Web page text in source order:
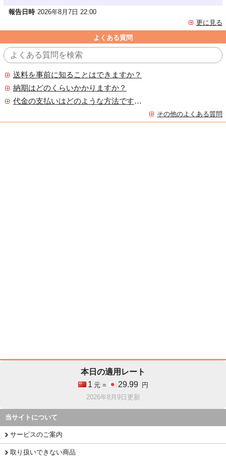
報告日時 2026年8月7日 22:00
更に見る
よくある質問
送料を事前に知ることはできますか？
納期はどのくらいかかりますか？
代金の支払いはどのような方法ですか？
その他のよくある質問
本日の適用レート
1 元 = 29.99
円
2026年8月9日更新
当サイトについて
サービスのご案内
取り扱いできない商品